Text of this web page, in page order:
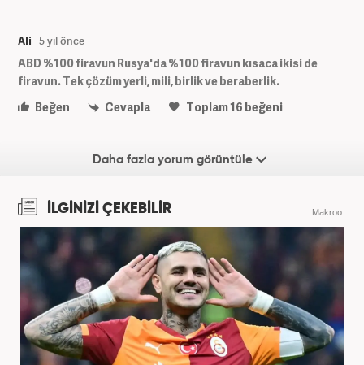
Ali 5 yıl önce
ABD %100 firavun Rusya'da %100 firavun kısaca ikisi de
firavun. Tek çözüm yerli, mili, birlik ve beraberlik.
Beğen
Cevapla Toplam16 beğeni
Daha fazla yorum görüntüle
İLGİNİZİ ÇEKEBİLİR Makroo